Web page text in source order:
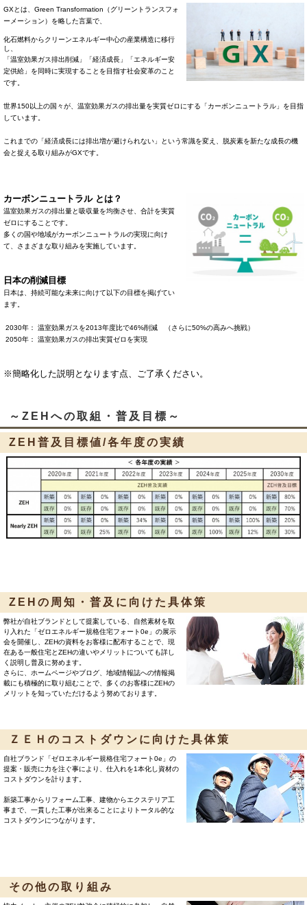
GXとは、Green Transformation（グリーントランスフォ
ーメーション）を略した言葉で、
化石燃料からクリーンエネルギー中心の産業構造に移行
し、
「温室効果ガス排出削減」「経済成長」「エネルギー安
定供給 」 を同時に実現することを目指す社会変革のこと
です。
世界150以上の国々が、温室効果ガスの排出量を実質ゼロにする「カーボンニュートラル」を目指
しています。
これまでの「経済成長には排出増が避けられない」という常識を変え、脱炭素を新たな成長の機
会と捉える取り組みがGXです。
カーボンニュートラル とは？
温室効果ガスの排出量と吸収量を均衡させ、合計を実質
ゼロにすることです。
多くの国や地域がカーボンニュートラルの実現に向け
て、さまざまな取り組みを実施しています。
日本の削減目標
日本は、持続可能な未来に向けて以下の目標を掲げてい
ます。
2030年： 温室効果ガスを2013年度比で46%削減
（さらに50%の高みへ挑戦）
2050年： 温室効果ガスの排出実質ゼロを実現
※簡略化した説明となります点、ご了承ください。
～ZEHへの取組・普及目標～
ZEH普及目標値/各年度の実績
ZEHの周知・普及に向けた具体策
弊社が自社ブランドとして提案している、自然素材を取
り入れた「ゼロエネルギー規格住宅フォート0e」の展示
会を開催し、ZEHの資料をお客様に配布することで、現
在ある一般住宅とZEHの違いやメリットについても詳し
く説明し普及に努めます。
さらに、ホームページやブログ、地域情報誌への情報掲
載にも積極的に取り組むことで、多くのお客様にZEHの
メリットを知っていただけるよう努めております。
ＺＥＨのコストダウンに向けた具体策
自社ブランド「ゼロエネルギー規格住宅フォート0e」の
提案・販売に力を注ぐ事により、仕入れを1本化し資材の
コストダウンを計ります。
新築工事からリフォーム工事、建物からエクステリア工
事まで、一貫した工事が出来ることによりトータル的な
コストダウンにつながります。
その他の取り組み